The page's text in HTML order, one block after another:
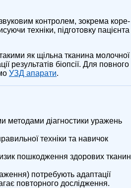
контролем, зокрема коре-
техніки, підготовку пацієнта
як щільна тканина молочної
результатів біопсії. Для повного
УЗД апарати.
методами діагностики уражень
техніки та навичок
пошкодження здорових тканин
потребують адаптації
повторного дослідження.